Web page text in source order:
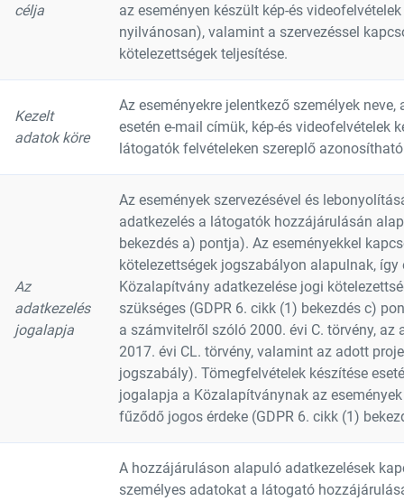
célja
az eseményen készült kép-és
nyilvánosan), valamint a szervezéssel
kötelezettségek teljesítése.
Kezelt
adatok köre
Az eseményekre jelentkező személyek
esetén e-mail címük, kép-és videofelvételek
látogatók felvételeken szereplő
Az
adatkezelés
jogalapja
Az események szervezésével és
adatkezelés a látogatók hozzájárulásán
bekezdés a) pontja). Az eseményekkel
kötelezettségek jogszabályon alapulnak, így
Közalapítvány adatkezelése jogi
szükséges (GDPR 6. cikk (1) bekezdés c)
a számvitelről szóló 2000. évi C. törvény, az
2017. évi CL. törvény, valamint az adott
jogszabály). Tömegfelvételek készítése
jogalapja a Közalapítványnak az
fűződő jogos érdeke (GDPR 6. cikk (1)
A hozzájáruláson alapuló adatkezelések
személyes adatokat a látogató